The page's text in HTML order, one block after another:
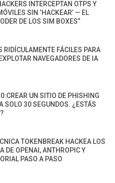
INTERCEPTAN OTPS Y
SIN ‘HACKEAR’ — EL
DE LOS SIM BOXES”
RIDÍCULAMENTE FÁCILES PARA
NAVEGADORES DE IA
UN SITIO DE PHISHING
SOLO 30 SEGUNDOS. ¿ESTÁS
TOKENBREAK HACKEA LOS
DE OPENAI, ANTHROPIC Y
PASO A PASO